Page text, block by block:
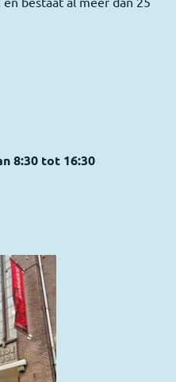
8:30 tot 16:30